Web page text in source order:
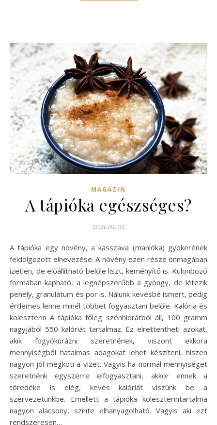
MAGAZIN
A tápióka egészséges?
2021.01.05.
A tápióka egy növény, a kasszava (manióka) gyökerének
feldolgozott elnevezése. A növény ezen része önmagában
ízetlen, de előállítható belőle liszt, keményítő is. Különböző
formában kapható, a legnépszerűbb a gyöngy, de létezik
pehely, granulátum és por is. Nálunk kevésbé ismert, pedig
érdemes lenne minél többet fogyasztani belőle. Kalória és
koleszterin A tápióka főleg szénhidrátból áll, 100 gramm
nagyjából 550 kalóriát tartalmaz. Ez elrettentheti azokat,
akik fogyókúrázni szeretnének, viszont ekkora
mennyiségből hatalmas adagokat lehet készíteni, hiszen
nagyon jól megköti a vizet. Vagyis ha normál mennyiséget
szeretnénk egyszerre elfogyasztani, akkor ennek a
töredéke is elég, kevés kalóriát viszünk be a
szervezetünkbe. Emellett a tápióka koleszterintartalma
nagyon alacsony, szinte elhanyagolható. Vagyis aki ezt
rendszeresen…